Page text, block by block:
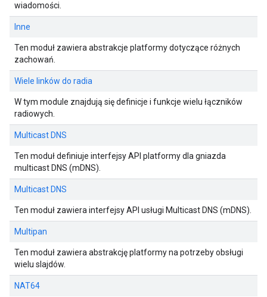
wiadomości.
Inne
Ten moduł zawiera abstrakcje platformy dotyczące różnych
zachowań.
Wiele linków do radia
W tym module znajdują się definicje i funkcje wielu łączników
radiowych.
Multicast DNS
Ten moduł definiuje interfejsy API platformy dla gniazda
multicast DNS (mDNS).
Multicast DNS
Ten moduł zawiera interfejsy API usługi Multicast DNS (mDNS).
Multipan
Ten moduł zawiera abstrakcję platformy na potrzeby obsługi
wielu slajdów.
NAT64